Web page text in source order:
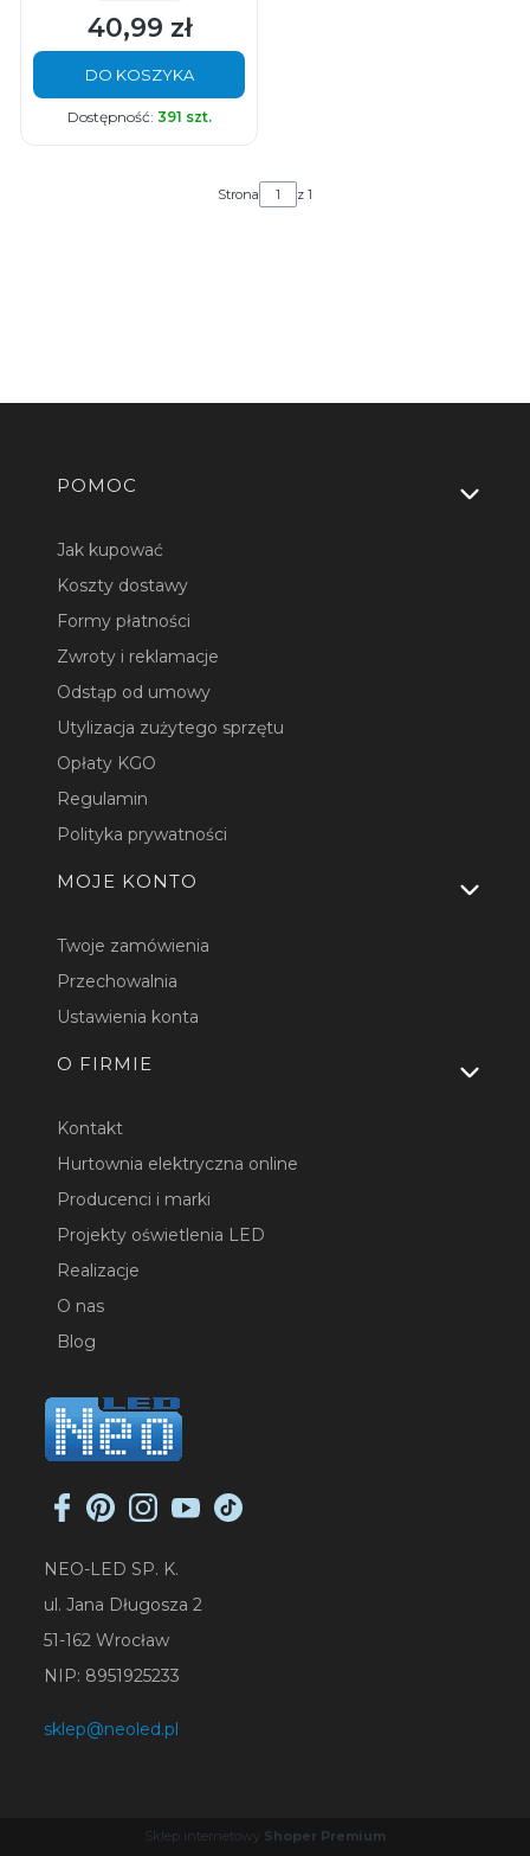
Cena
40,99 zł
DO KOSZYKA
Dostępność: 391 szt.
Strona z 1
Linki w stopce
POMOC
Jak kupować
Koszty dostawy
Formy płatności
Zwroty i reklamacje
Odstąp od umowy
Utylizacja zużytego sprzętu
Opłaty KGO
Regulamin
Polityka prywatności
MOJE KONTO
Twoje zamówienia
Przechowalnia
Ustawienia konta
O FIRMIE
Kontakt
Hurtownia elektryczna online
Producenci i marki
Projekty oświetlenia LED
Realizacje
O nas
Blog
NEO-LED SP. K.
ul. Jana Długosza 2
51-162 Wrocław
NIP: 8951925233
sklep@neoled.pl
Sklep internetowy Shoper Premium